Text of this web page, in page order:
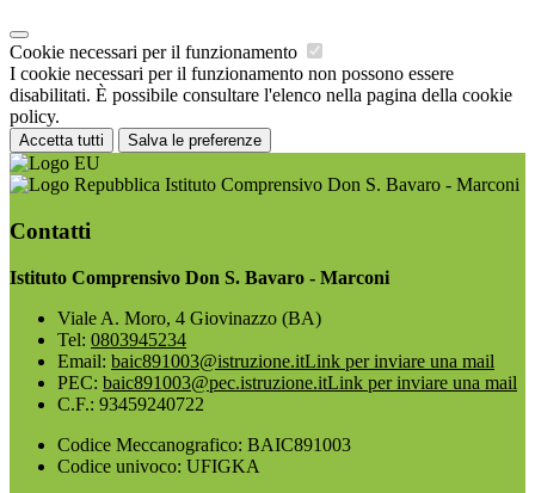
Cookie necessari per il funzionamento
I cookie necessari per il funzionamento non possono essere
disabilitati. È possibile consultare l'elenco nella pagina della cookie
policy.
Accetta tutti Salva le preferenze
Istituto Comprensivo Don S. Bavaro - Marconi
Contatti
Istituto Comprensivo Don S. Bavaro - Marconi
Viale A. Moro, 4 Giovinazzo (BA)
Tel: 0803945234
Email: baic891003@istruzione.itLink per inviare una mail
PEC: baic891003@pec.istruzione.itLink per inviare una mail
C.F.: 93459240722
Codice Meccanografico: BAIC891003
Codice univoco: UFIGKA